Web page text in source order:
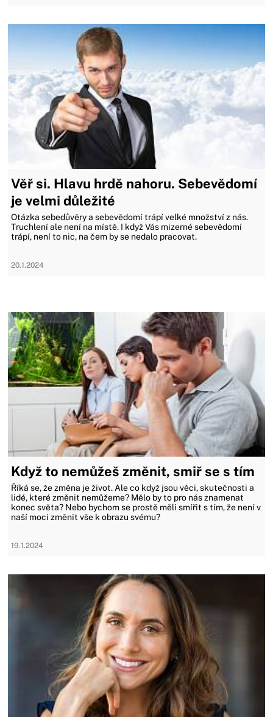
Věř si. Hlavu hrdě nahoru. Sebevědomí
je velmi důležité
Otázka sebedůvěry a sebevědomí trápí velké množství z nás.
Truchlení ale není na místě. I když Vás mizerné sebevědomí
trápí, není to nic, na čem by se nedalo pracovat.
20.1.2024
Když to nemůžeš změnit, smiř se s tím
Říká se, že změna je život. Ale co když jsou věci, skutečnosti a
lidé, které změnit nemůžeme? Mělo by to pro nás znamenat
konec světa? Nebo bychom se prostě měli smířit s tím, že není v
naší moci změnit vše k obrazu svému?
19.1.2024